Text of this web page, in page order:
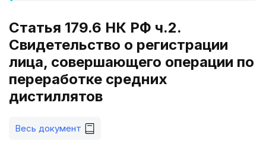
Статья 179.6 НК РФ ч.2.
Свидетельство о регистрации
лица, совершающего операции по
переработке средних
дистиллятов
Весь документ